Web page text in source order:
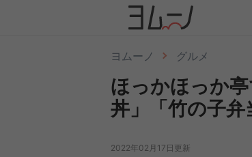
ヨムーノ グルメ
ほっかほっか
丼」「竹の子
2022年02月17日更新